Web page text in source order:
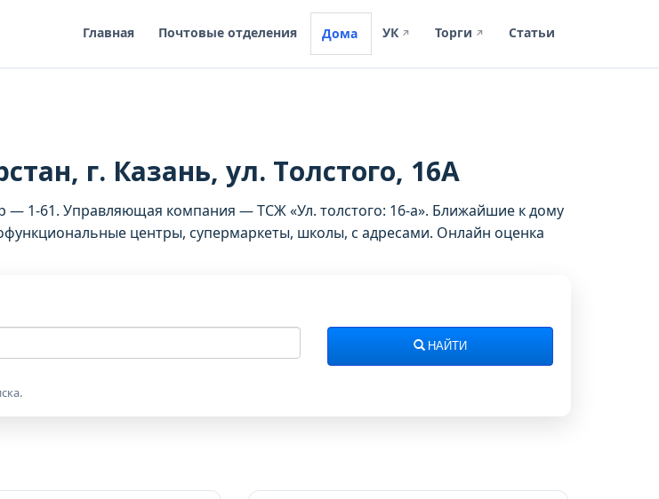
Главная Почтовые отделения Дома УК ↗ Торги ↗ Статьи
г. Казань, ул. Толстого, 16А
— 1-61. Управляющая компания — ТСЖ «Ул. толстого: 16-а». Ближайшие к дому
центры, супермаркеты, школы, с адресами. Онлайн оценка
НАЙТИ